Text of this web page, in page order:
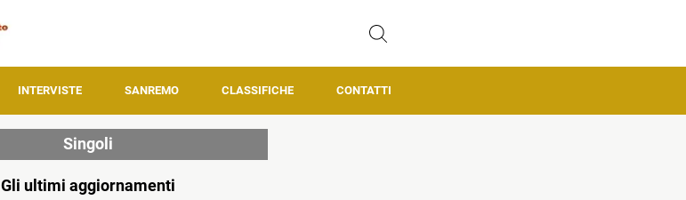
INTERVISTE SANREMO CLASSIFICHE CONTATTI
Singoli
Gli ultimi aggiornamenti